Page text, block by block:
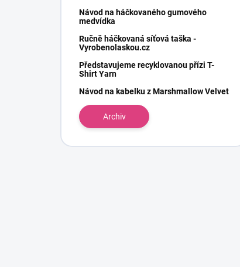
Návod na háčkovaného gumového
medvídka
Ručně háčkovaná síťová taška -
Vyrobenolaskou.cz
Představujeme recyklovanou přízi T-
Shirt Yarn
Návod na kabelku z Marshmallow Velvet
Archiv